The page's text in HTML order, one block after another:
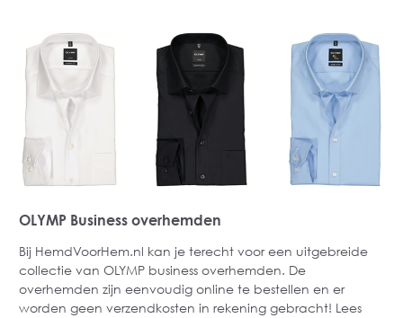
OLYMP Business overhemden
Bij HemdVoorHem.nl kan je terecht voor een uitgebreide
collectie van OLYMP business overhemden. De
overhemden zijn eenvoudig online te bestellen en er
worden geen verzendkosten in rekening gebracht! Lees